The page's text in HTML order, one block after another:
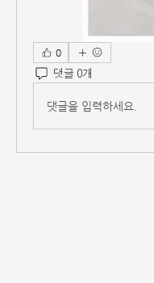
0
댓글 0개
댓글을 입력하세요.